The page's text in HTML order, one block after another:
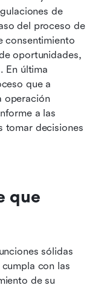
de
del proceso de
consentimiento
oportunidades,
En última
que a
operación
a las
tomar decisiones
que
sólidas
con las
de su